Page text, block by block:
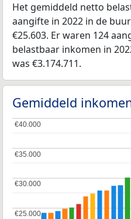
Het gemiddeld netto
aangifte in 2022 in de
€25.603. Er waren 124
belastbaar inkomen in
was €3.174.711.
Gemiddeld
€25.000
€25.000
€30.000
€30.000
€35.000
€35.000
€40.000
€40.000